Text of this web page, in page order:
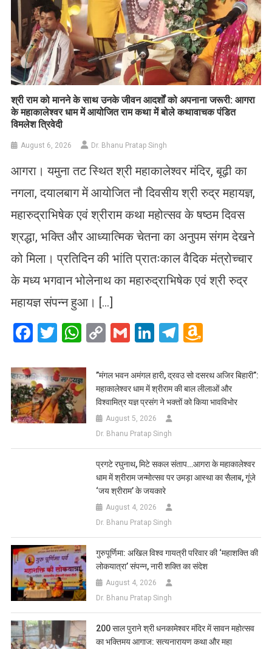
​श्री राम को मानने के साथ उनके जीवन आदर्शों को अपनाना जरूरी: आगरा
के महाकालेश्वर धाम में आयोजित राम कथा में बोले कथावाचक पंडित
विमलेश त्रिवेदी
August 6, 2026 Dr. Bhanu Pratap Singh
आगरा। यमुना तट स्थित श्री महाकालेश्वर मंदिर, बूढ़ी का
नगला, दयालबाग में आयोजित नौ दिवसीय श्री रुद्र महायज्ञ,
महारुद्राभिषेक एवं श्रीराम कथा महोत्सव के षष्ठम दिवस
श्रद्धा, भक्ति और आध्यात्मिक चेतना का अनुपम संगम देखने
को मिला। प्रतिदिन की भांति प्रातःकाल वैदिक मंत्रोच्चार
के मध्य भगवान भोलेनाथ का महारुद्राभिषेक एवं श्री रुद्र
महायज्ञ संपन्न हुआ। […]
Facebook
Twitter
WhatsApp
CopyGmailLinkedIn
Telegram
List
​”मंगल भवन अमंगल हारी, द्रवउ सो दसरथ अजिर बिहारी”:
महाकालेश्वर धाम में श्रीराम की बाल लीलाओं और
विश्वामित्र यज्ञ प्रसंग ने भक्तों को किया भावविभोर
August 5, 2026
Dr. Bhanu Pratap Singh
प्रगटे रघुनाथ, मिटे सकल संताप…आगरा के महाकालेश्वर
धाम में श्रीराम जन्मोत्सव पर उमड़ा आस्था का सैलाब, गूंजे
‘जय श्रीराम’ के जयकारे
August 4, 2026
Dr. Bhanu Pratap Singh
गुरुपूर्णिमा: अखिल विश्व गायत्री परिवार की ‘महाशक्ति की
लोकयात्रा’ संपन्न, नारी शक्ति का संदेश
August 4, 2026
Dr. Bhanu Pratap Singh
200 साल पुराने श्री धनकामेश्वर मंदिर में सावन महोत्सव
का भक्तिमय आगाज: सत्यनारायण कथा और महा